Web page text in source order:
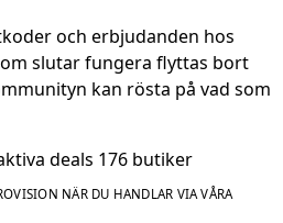
och erbjudanden hos
slutar fungera flyttas bort
kan rösta på vad som
deals 176 butiker
NÄR DU HANDLAR VIA VÅRA